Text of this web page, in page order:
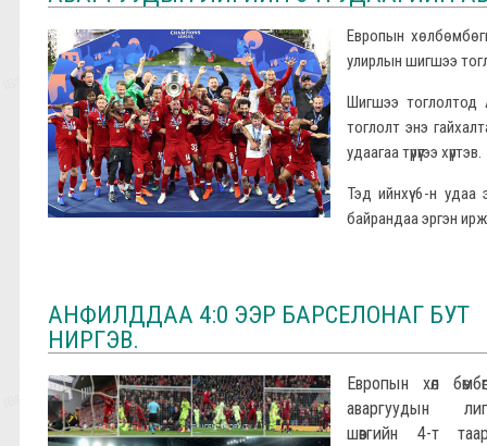
Европын
улирлын шигшээ
Шигшээ тоглолтод
тоглолт энэ
удаагаа түрүүгээ хүртэв.
Тэд ийнхүү 6-н удаа
байрандаа эргэн
АНФИЛДДАА 4:0 ЭЭР БАРСЕЛОНАГ БУТ
НИРГЭВ.
Европын хөл
аваргуудын
шөвгийн 4-т